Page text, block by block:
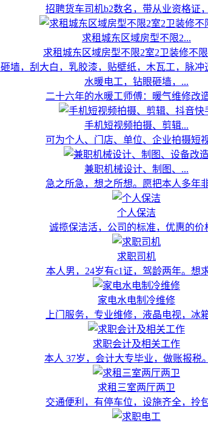
招聘货车司机b2数名，带从业资格证
求租城东区域房型不限2...
求租城东区域房型不限2室2卫装修不限
水暖电工，钻眼砸墙，...
二十六年的水暖工师傅：暖气维修改
手机短视频拍摄、剪辑...
可为个人、门店、单位、企业拍摄短
兼职机械设计、制图、...
急之所急，想之所想。愿把本人多年
个人保洁
诚揽保洁活，公司的标准，优惠的价
求职司机
本人男，24岁有c1证，驾龄两年。想
家电水电制冷维修
上门服务，专业维修，液晶电视，冰
求职会计及相关工作
本人 37岁，会计大专毕业，做账报税
求租三室两厅两卫
交通便利，有停车位，设施齐全，拎